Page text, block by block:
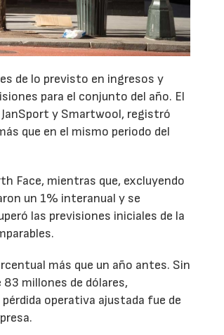
de lo previsto en ingresos y
para el conjunto del año. El
y Smartwool, registró
que en el mismo periodo del
Face, mientras que, excluyendo
un 1% interanual y se
las previsiones iniciales de la
más que un año antes. Sin
millones de dólares,
operativa ajustada fue de